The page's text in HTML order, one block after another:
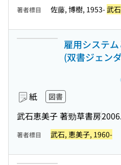
著者標目 佐藤, 博樹, 1953-武
雇用システ
(双書ジェン
紙 図書
武石恵美子 著勁草書房
著者標目 武石, 恵美子, 1960-